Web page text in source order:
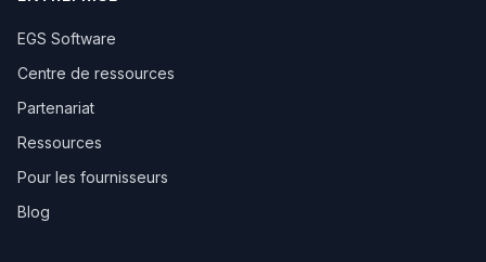
EGS Software
Centre de ressources
Partenariat
Ressources
Pour les fournisseurs
Blog